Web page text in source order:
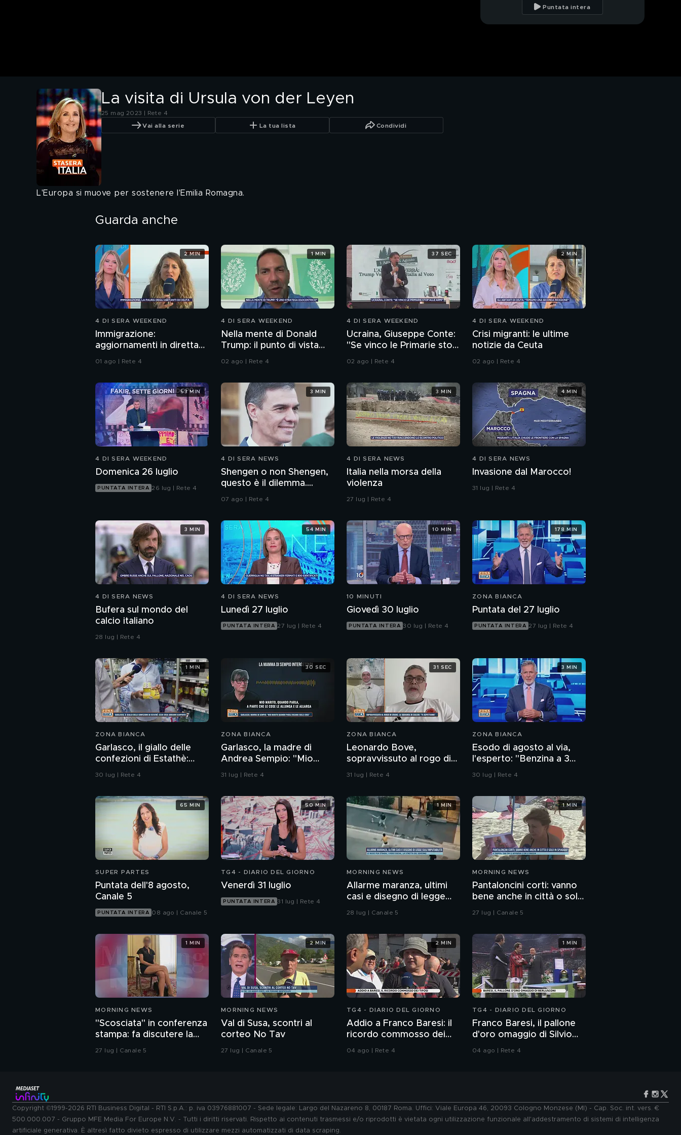
Puntata intera
La visita di Ursula von der Leyen
25 mag 2023 | Rete 4
Vai alla serie La tua lista Condividi
L'Europa si muove per sostenere l'Emilia Romagna.
Guarda anche
4 DI SERA WEEKEND
Immigrazione:
aggiornamenti in diretta
da Ceuta
01 ago | Rete 4
2 MIN
4 DI SERA WEEKEND
Nella mente di Donald
Trump: il punto di vista
dello psichiatra Leonardo
02 ago | Rete 4
1 MIN
4 DI SERA WEEKEND
Ucraina, Giuseppe Conte:
"Se vinco le Primarie stop
alle armi"
02 ago | Rete 4
37 SEC
4 DI SERA WEEKEND
Crisi migranti: le ultime
notizie da Ceuta
02 ago | Rete 4
2 MIN
4 DI SERA WEEKEND
Domenica 26 luglio
PUNTATA INTERA 26 lug | Rete 4
53 MIN
4 DI SERA NEWS
Shengen o non Shengen,
questo è il dilemma....
07 ago | Rete 4
3 MIN
4 DI SERA NEWS
Italia nella morsa della
violenza
27 lug | Rete 4
3 MIN
4 DI SERA NEWS
Invasione dal Marocco!
31 lug | Rete 4
4 MIN
4 DI SERA NEWS
Bufera sul mondo del
calcio italiano
28 lug | Rete 4
3 MIN
4 DI SERA NEWS
Lunedì 27 luglio
PUNTATA INTERA 27 lug | Rete 4
54 MIN
10 MINUTI
Giovedì 30 luglio
PUNTATA INTERA 30 lug | Rete 4
10 MIN
ZONA BIANCA
Puntata del 27 luglio
PUNTATA INTERA 27 lug | Rete 4
178 MIN
ZONA BIANCA
Garlasco, il giallo delle
confezioni di Estathè:
ecco cosa abbiamo
30 lug | Rete 4
1 MIN
ZONA BIANCA
Garlasco, la madre di
Andrea Sempio: "Mio
marito quando parla
31 lug | Rete 4
30 SEC
ZONA BIANCA
Leonardo Bove,
sopravvissuto al rogo di
Crans-Montana, la
31 lug | Rete 4
31 SEC
ZONA BIANCA
Esodo di agosto al via,
l'esperto: "Benzina a 3
euro? Non lo escludo"
30 lug | Rete 4
3 MIN
SUPER PARTES
Puntata dell'8 agosto,
Canale 5
PUNTATA INTERA 08 ago | Canale 5
65 MIN
TG4 - DIARIO DEL GIORNO
Venerdì 31 luglio
PUNTATA INTERA 31 lug | Rete 4
50 MIN
MORNING NEWS
Allarme maranza, ultimi
casi e disegno di legge
sull'imputabilità
28 lug | Canale 5
1 MIN
MORNING NEWS
Pantaloncini corti: vanno
bene anche in città o solo
in spiaggia?
27 lug | Canale 5
1 MIN
MORNING NEWS
"Scosciata" in conferenza
stampa: fa discutere la
vicesindaca di Livorno
27 lug | Canale 5
1 MIN
MORNING NEWS
Val di Susa, scontri al
corteo No Tav
27 lug | Canale 5
2 MIN
TG4 - DIARIO DEL GIORNO
Addio a Franco Baresi: il
ricordo commosso dei
04 ago | Rete 4
2 MIN
TG4 - DIARIO DEL GIORNO
Franco Baresi, il pallone
d'oro omaggio di Silvio
Berlusconi
04 ago | Rete 4
1 MIN
Copyright ©1999-2026 RTI Business Digital - RTI S.p.A.: p. iva 03976881007 - Sede legale: Largo del Nazareno 8, 00187 Roma. Uffici: Viale Europa 46, 20093 Cologno Monzese (MI) - Cap. Soc. int. vers. €
500.000.007 - Gruppo MFE Media For Europe N.V. - Tutti i diritti riservati. Rispetto ai contenuti trasmessi e/o riprodotti è vietata ogni utilizzazione funzionale all'addestramento di sistemi di intelligenza
artificiale generativa. È altresì fatto divieto espresso di utilizzare mezzi automatizzati di data scraping.